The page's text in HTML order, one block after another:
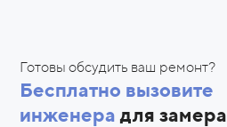
Бесплатно вызовите
инженерадля замера
Готовы обсудить ваш ремонт?